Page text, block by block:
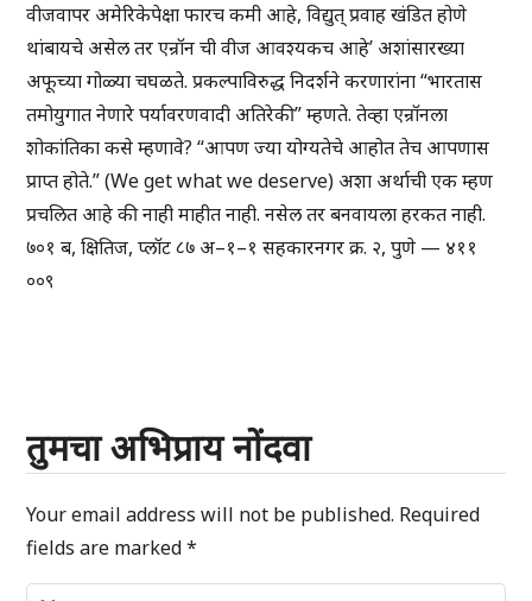
वीजवापर अमेरिकेपेक्षा फारच कमी आहे, विद्युत् प्रवाह खंडित होणे
थांबायचे असेल तर एन्रॉन ची वीज आवश्यकच आहे’ अशांसारख्या
अफूच्या गोळ्या चघळते. प्रकल्पाविरुद्ध निदर्शने करणारांना “भारतास
तमोयुगात नेणारे पर्यावरणवादी अतिरेकी” म्हणते. तेव्हा एन्रॉनला
शोकांतिका कसे म्हणावे? “आपण ज्या योग्यतेचे आहोत तेच आपणास
प्राप्त होते.” (We get what we deserve) अशा अर्थाची एक म्हण
प्रचलित आहे की नाही माहीत नाही. नसेल तर बनवायला हरकत नाही.
७०१ ब, क्षितिज, प्लॉट ८७ अ–१–१ सहकारनगर क्र. २, पुणे — ४११
००९
तुमचा अभिप्राय नोंदवा
Your email address will not be published. Required
fields are marked*